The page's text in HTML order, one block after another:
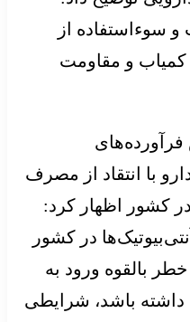
سوءاستفاده از
کمیاب و مقاومت
با انتقاد از مصرف
در کشور اظهار کرد:
در کشور
بالقوه ورود به
داشته باشد، شرایطی